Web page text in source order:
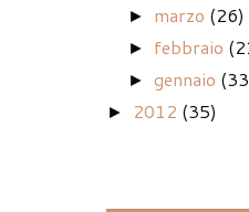
► marzo (26)
► febbraio
►gennaio
► 2012 (35)